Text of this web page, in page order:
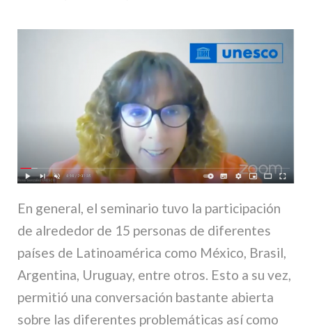
En general, el seminario tuvo la participación
de alrededor de 15 personas de diferentes
países de Latinoamérica como México, Brasil,
Argentina, Uruguay, entre otros. Esto a su vez,
permitió una conversación bastante abierta
sobre las diferentes problemáticas así como